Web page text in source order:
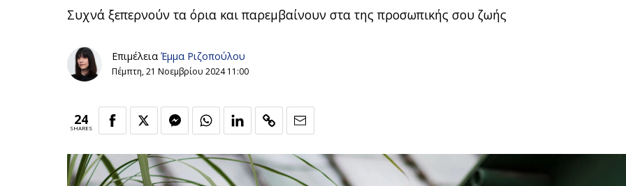
Συχνά ξεπερνούν τα όρια και παρεμβαίνουν στα της προσωπικής σου ζωής
Επιμέλεια Έμμα Ριζοπούλου
Πέμπτη, 21 Νοεμβρίου 2024 11:00
24
SHARES